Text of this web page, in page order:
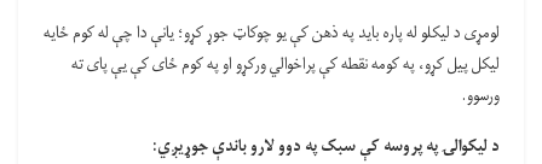
لومړی د لیکلو له پاره باید په ذهن کې یو چوکاټ جوړ کړو؛ یانې دا چې له کوم ځایه
لیکل پیل کړو، په کومه نقطه کې پراخوالي ورکړو او په کوم ځای کې یې پای ته
ورسوو.
د لیکوالۍ په پروسه کې سبک په دوو لارو باندې جوړیږي: